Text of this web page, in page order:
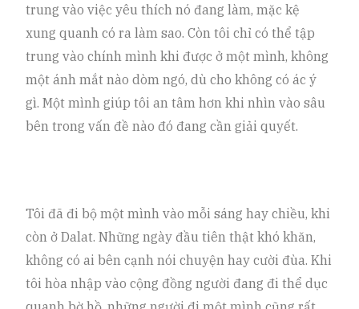
trung vào việc yêu thích nó đang làm, mặc kệ
xung quanh có ra làm sao. Còn tôi chỉ có thể tập
trung vào chính mình khi được ở một mình, không
một ánh mắt nào dòm ngó, dù cho không có ác ý
gì. Một mình giúp tôi an tâm hơn khi nhìn vào sâu
bên trong vấn đề nào đó đang cần giải quyết.
Tôi đã đi bộ một mình vào mỗi sáng hay chiều, khi
còn ở Dalat. Những ngày đầu tiên thật khó khăn,
không có ai bên cạnh nói chuyện hay cười đùa. Khi
tôi hòa nhập vào cộng đồng người đang đi thể dục